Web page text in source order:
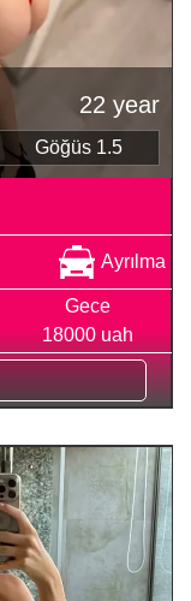
22 year
Göğüs 1.5
Ayrılma
Gece
18000 uah